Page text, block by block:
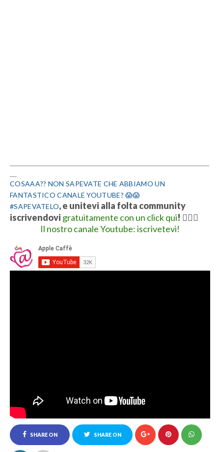
COSAAA?? NON SAPEVATE CHE ABBIAMO UN
FANTASTICO CANALE YOUTUBE? 😱😱
#SAPEVATELO, e unitevi alla folta community
iscrivendovi gratuitamente con un click qui! 👍🏻💋
Il nostro canale Youtube: iscrivetevi!
SHARE ON SHARE ON